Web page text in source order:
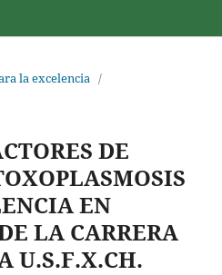
la excelencia /
DE
EN
LA CARRERA
U.S.F.X.CH.